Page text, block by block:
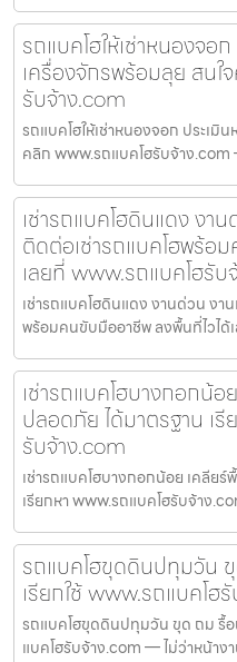
รถแบคโฮให้เช่าหนองจอ
เครื่องจักรพร้อมลุย สน
รับจ้าง.com
รถแบคโฮให้เช่าหนองจอก ประเมิ
คลิก www.รถแบคโฮรับจ้าง
เช่ารถแบคโฮดินแดง งา
ติดต่อเช่ารถแบคโฮพร้อ
เลยที่ www.รถแบคโฮรับ
เช่ารถแบคโฮดินแดง งานด่วน งา
พร้อมคนขับมืออาชีพ ลงพื้นที่ไวได้
เช่ารถแบคโฮบางกอกน้อ
ปลอดภัย ได้มาตรฐาน เ
รับจ้าง.com
เช่ารถแบคโฮบางกอกน้อย เคลีย
เรียกหา www.รถแบคโฮรับจ้าง
รถแบคโฮขุดดินปทุมวัน
เรียกใช้ www.รถแบคโฮ
รถแบคโฮขุดดินปทุมวัน ขุด ถม รื้อ
แบคโฮรับจ้าง.com — ไม่ว่าหน้าง